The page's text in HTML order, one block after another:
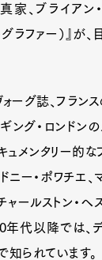
、ブライアン
ファー）』が、
ーグ誌、フラン
ギング・ロンド
ュメンタリー的
・ポワチエ、マ
ールストン・ヘ
代以降では、
知られています。